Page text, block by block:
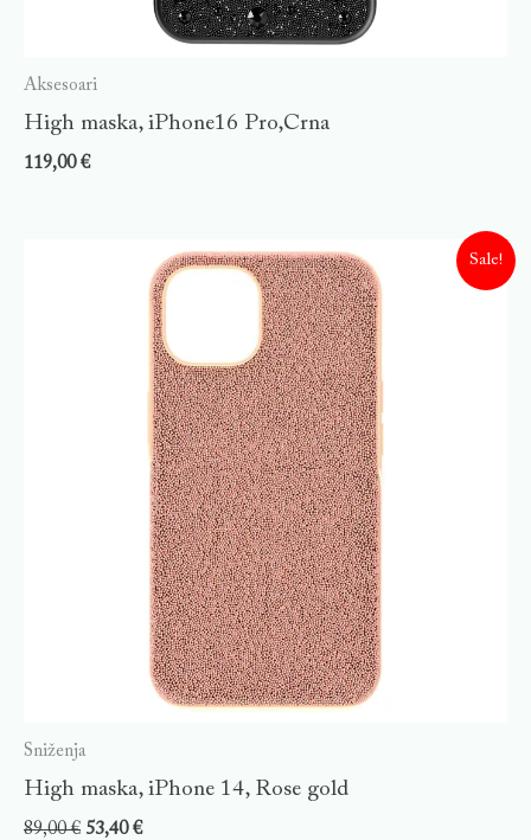
Aksesoari
High maska, iPhone16 Pro,Crna
119,00€
Sale!
Sniženja
High maska, iPhone 14, Rose gold
89,00€ 53,40€